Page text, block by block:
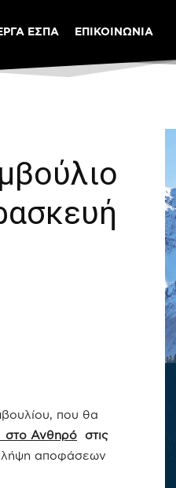
ΕΣΠΑ ΕΠΙΚΟΙΝΩΝΙΑ
που θα
στο Ανθηρό στις
λήψη αποφάσεων